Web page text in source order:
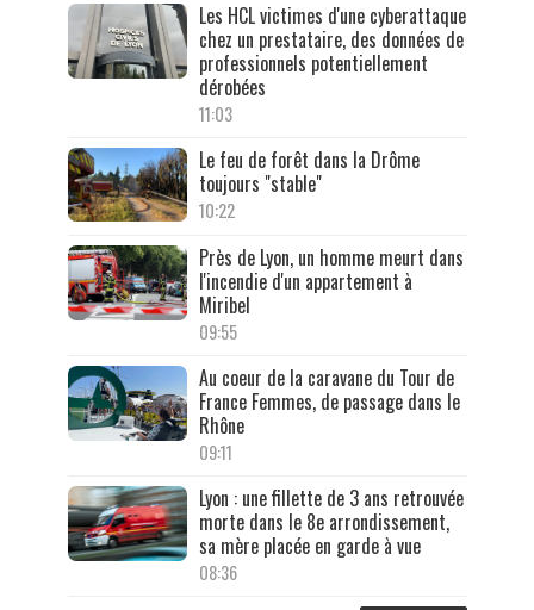
Les HCL victimes d'une cyberattaque
chez un prestataire, des données de
professionnels potentiellement
dérobées
11:03
Le feu de forêt dans la Drôme
toujours "stable"
10:22
Près de Lyon, un homme meurt dans
l'incendie d'un appartement à
Miribel
09:55
Au coeur de la caravane du Tour de
France Femmes, de passage dans le
Rhône
09:11
Lyon : une fillette de 3 ans retrouvée
morte dans le 8e arrondissement,
sa mère placée en garde à vue
08:36